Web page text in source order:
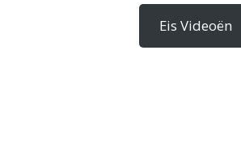
Eis Videoën